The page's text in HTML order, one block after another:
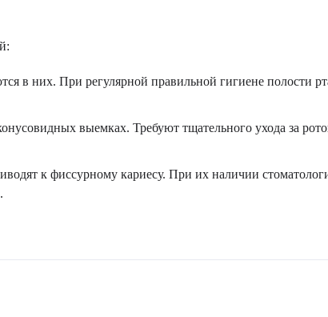
в них. При регулярной правильной гигиене полости
выемках. Требуют тщательного ухода за
к фиссурному кариесу. При их наличии